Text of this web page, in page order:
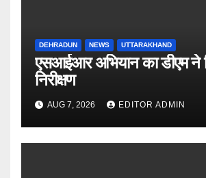
DEHRADUN NEWS UTTARAKHAND
एसआईआर अभियान का डीएम ने
निरीक्षण
AUG 7, 2026 EDITOR ADMIN